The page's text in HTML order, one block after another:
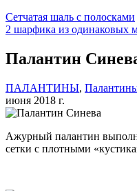
Сетчатая шаль с полосками
2 шарфика из одинаковых
Палантин
ПАЛАНТИНЫ,
июня 2018 г.
Ажурный палантин
сетки с плотными